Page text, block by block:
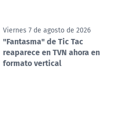
Viernes 7 de agosto de 2026
"Fantasma" de Tic Tac
reaparece en TVN ahora en
formato vertical